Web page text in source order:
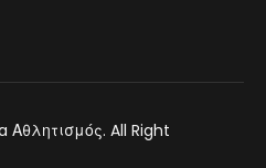
Αθλητισμός. All Right